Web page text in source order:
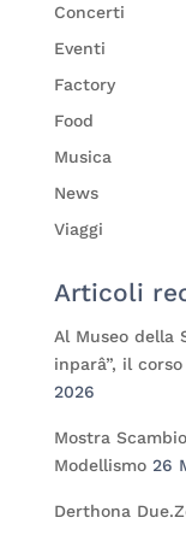
Concerti
Eventi
Factory
Food
Musica
News
Viaggi
Articoli
Al Museo della
inparâ”, il
2026
Mostra
Modellismo 26
Derthona